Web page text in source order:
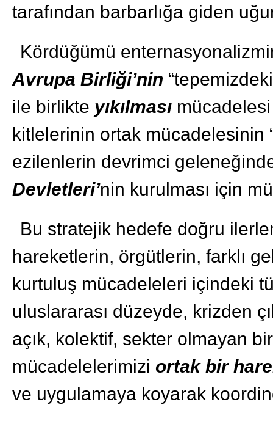
tarafından barbarlığa giden
Kördüğümü
Avrupa Birliği’nin
ile birlikte yıkılması
kitlelerinin ortak mücadelesinin
ezilenlerin devrimci
Devletleri’nin kurulması için
Bu stratejik hedefe doğru
hareketlerin, örgütlerin, farklı
kurtuluş mücadeleleri içindeki
uluslararası düzeyde, krizden
açık, kolektif, sekter olmayan
mücadelelerimizi ortak bir
ve uygulamaya koyarak